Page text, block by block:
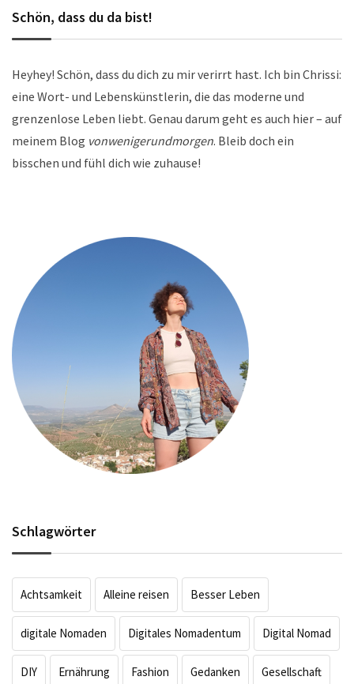
Schön, dass du da bist!
Heyhey! Schön, dass du dich zu mir verirrt hast. Ich bin Chrissi:
eine Wort- und Lebenskünstlerin, die das moderne und
grenzenlose Leben liebt. Genau darum geht es auch hier – auf
meinem Blog vonwenigerundmorgen. Bleib doch ein
bisschen und fühl dich wie zuhause!
Schlagwörter
Achtsamkeit Alleine reisen Besser Leben
digitale Nomaden Digitales Nomadentum Digital Nomad
DIY Ernährung Fashion Gedanken Gesellschaft